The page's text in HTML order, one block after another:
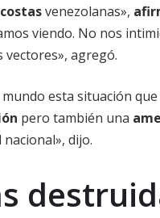
venezolanas»,
viendo. No nos
vectores», agregó.
esta situación
pero también una
dijo.